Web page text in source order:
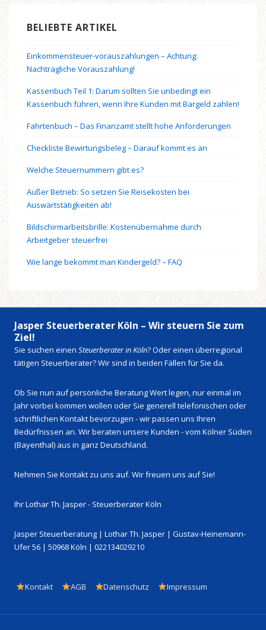
BELIEBTE ARTIKEL
Einkommensteuer-vorauszahlungen – Achtung:
Nachträgliche Vorauszahlung!
Kassenbuch Teil 1: Darum sollten Sie unbedingt ein
Kassenbuch führen, wenn Ihre Kunden mit Bargeld zahlen!
Fahrtenbuch – Das Finanzamt stellt hohe Anforderungen
Checkliste Bewirtungsbeleg – Darauf kommt es an
Welche Steuernummern gibt es?
Außer Betrieb: So setzen Sie Reisekosten bei
Auswärtstätigkeiten ab!
Bildschirmarbeitsbrille: Kostenübernahme durch
Arbeitgeber steuerfrei
Wie lange bekommt man Kindergeld? – FAQ
Jasper Steuerberater Köln – Wir steuern Sie zum
Ziel!
Sie suchen einen Steuerberater in Köln? Oder einen überregional
tätigen Steuerberater? Wir sind in beiden Fällen für Sie da.
Ob Sie nun auf persönliche Beratung Wert legen, nur einmal im
Jahr vorbei kommen wollen oder Sie generell telefonischen oder
schriftlichen Kontakt bevorzugen - wir passen uns Ihren
Bedürfnissen an. Wir beraten unsere Kunden - vom Kölner Süden
(Bayenthal) aus in ganz Deutschland.
Nehmen Sie Kontakt zu uns auf. Wir freuen uns auf Sie!
Ihr Lothar Th. Jasper - Steuerberater Köln
Jasper Steuerberatung | Lothar Th. Jasper | Gustav-Heinemann-
Ufer 56 | 50968 Köln | 022134029210
Footer-
Menü
Kontakt AGB Datenschutz Impressum